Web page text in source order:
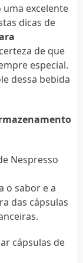
uma excelente
dicas de
de que
especial.
dessa bebida
Nespresso
o sabor e a
das cápsulas
cápsulas de